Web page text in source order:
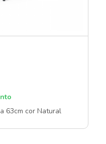
63cm cor Natural